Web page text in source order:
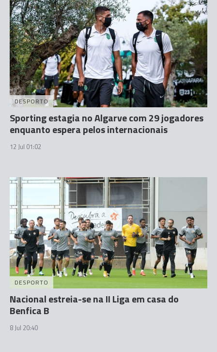
DESPORTO
Sporting estagia no Algarve com 29 jogadores
enquanto espera pelos internacionais
12 Jul 01:02
DESPORTO
Nacional estreia-se na II Liga em casa do
Benfica B
8 Jul 20:40